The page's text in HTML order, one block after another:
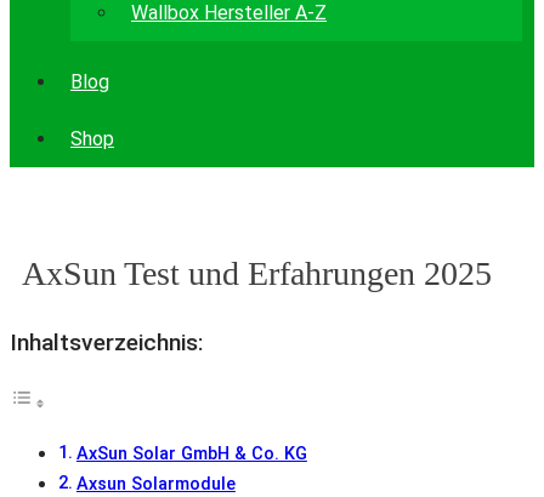
Wallbox Hersteller A-Z
Blog
Shop
AxSun Test und Erfahrungen 2025
Inhaltsverzeichnis:
AxSun Solar GmbH & Co. KG
Axsun Solarmodule